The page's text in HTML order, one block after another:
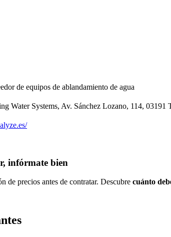
de equipos de ablandamiento de agua
Water Systems, Av. Sánchez Lozano, 114, 03191
infórmate bien
de precios antes de contratar. Descubre cuánto